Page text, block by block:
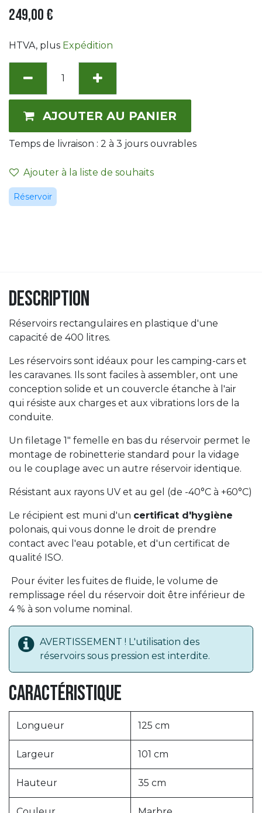
249,00€
HTVA, plus Expédition
AJOUTER AU PANIER
Temps de livraison : 2 à 3 jours ouvrables
Ajouter à la liste de souhaits
Réservoir
Description
Réservoirs rectangulaires en plastique d'une
capacité de 400 litres.
Les réservoirs sont idéaux pour les camping-cars et
les caravanes. Ils sont faciles à assembler, ont une
conception solide et un couvercle étanche à l'air
qui résiste aux charges et aux vibrations lors de la
conduite.
Un filetage 1" femelle en bas du réservoir permet le
montage de robinetterie standard pour la vidage
ou le couplage avec un autre réservoir identique.
Résistant aux rayons UV et au gel (de -40°C à +60°C)
Le récipient est muni d'un certificat d'hygiène
polonais, qui vous donne le droit de prendre
contact avec l'eau potable, et d'un certificat de
qualité ISO.
Pour éviter les fuites de fluide, le volume de
remplissage réel du réservoir doit être inférieur de
4 % à son volume nominal.
AVERTISSEMENT ! L'utilisation des
réservoirs sous pression est interdite.
Caractéristique
Longueur 125 cm
Largeur 101 cm
Hauteur 35 cm